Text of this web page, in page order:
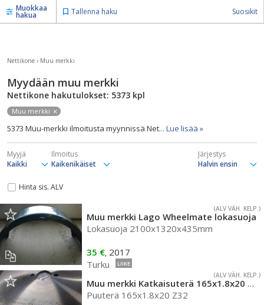
Muokkaa
hakua Tallenna haku Suosikit
Nettikone › Muu merkki
Myydään muu merkki
Nettikone hakutulokset: 5373 kpl
Muu merkki
5373 Muu-merkki ilmoitusta myynnissä Net... Lue lisää »
Myyjä Ilmoitus Järjestys
Hinta sis. ALV
(ALV VÄH. KELP.)
Muu merkki Lago Wheelmate lokasuoja
Lokasuoja 2100x1320x435mm
35 €, 2017
Turku
LIIKE
(ALV VÄH. KELP.)
Muu merkki Katkaisuterä 165x1.8x20 Z32
Puuterä 165x1.8x20 Z32